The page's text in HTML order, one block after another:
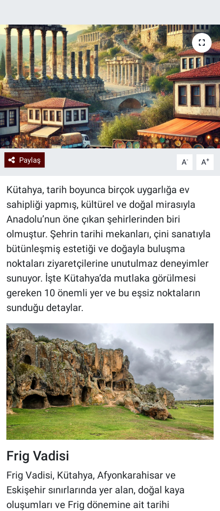
Paylaş A- A+
Kütahya, tarih boyunca birçok uygarlığa ev
sahipliği yapmış, kültürel ve doğal mirasıyla
Anadolu’nun öne çıkan şehirlerinden biri
olmuştur. Şehrin tarihi mekanları, çini sanatıyla
bütünleşmiş estetiği ve doğayla buluşma
noktaları ziyaretçilerine unutulmaz deneyimler
sunuyor. İşte Kütahya’da mutlaka görülmesi
gereken 10 önemli yer ve bu eşsiz noktaların
sunduğu detaylar.
Frig Vadisi
Frig Vadisi, Kütahya, Afyonkarahisar ve
Eskişehir sınırlarında yer alan, doğal kaya
oluşumları ve Frig dönemine ait tarihi